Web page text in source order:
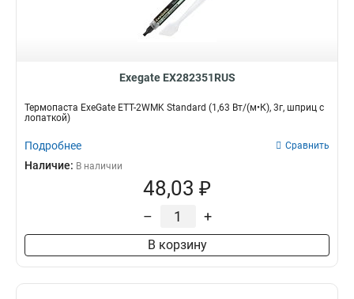
Exegate EX282351RUS
Термопаста ExeGate ETТ-2WMK Standard (1,63 Вт/(м•К), 3г, шприц с
лопаткой)
Подробнее Сравнить
Наличие: В наличии
48,03 ₽
– +
В корзину